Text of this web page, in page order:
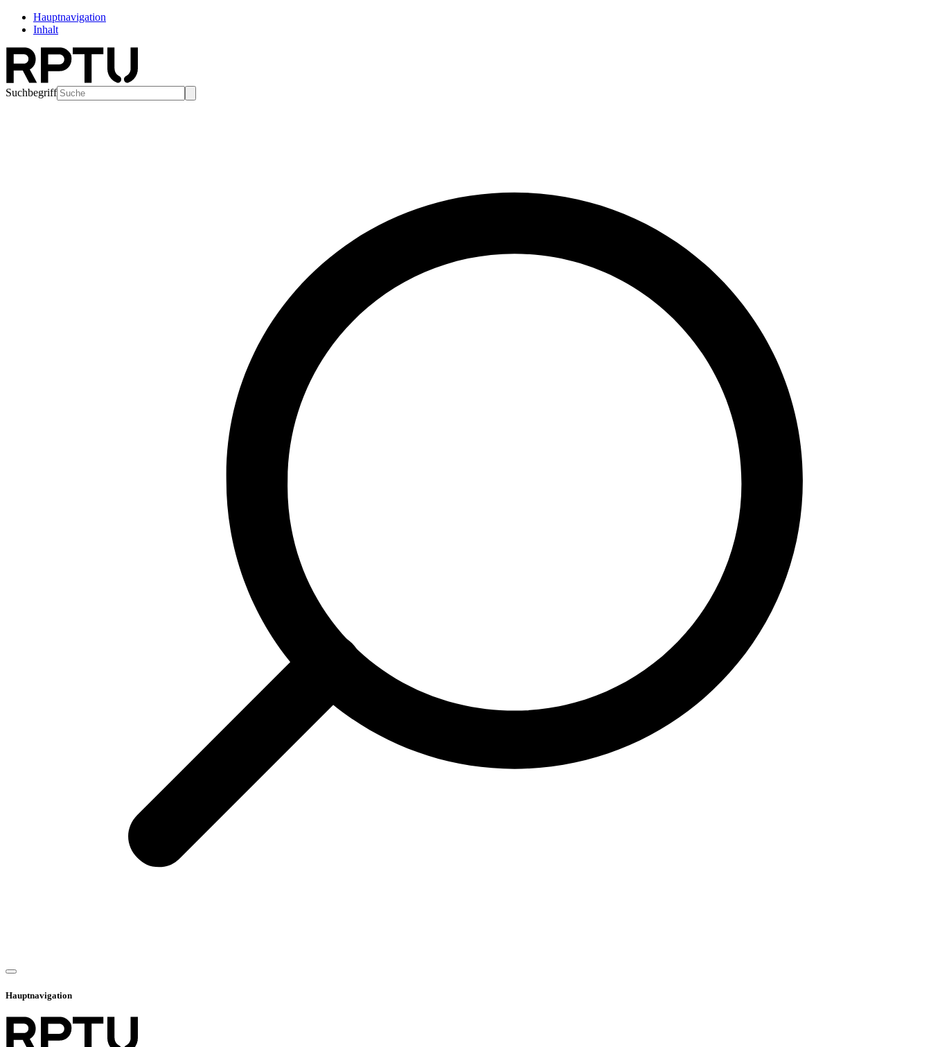
Hauptnavigation
Inhalt
Suchbegriff
Hauptnavigation